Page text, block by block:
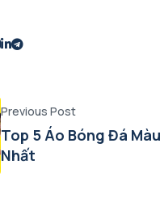
Previous Post
Top 5 Áo Bóng Đá
Nhất